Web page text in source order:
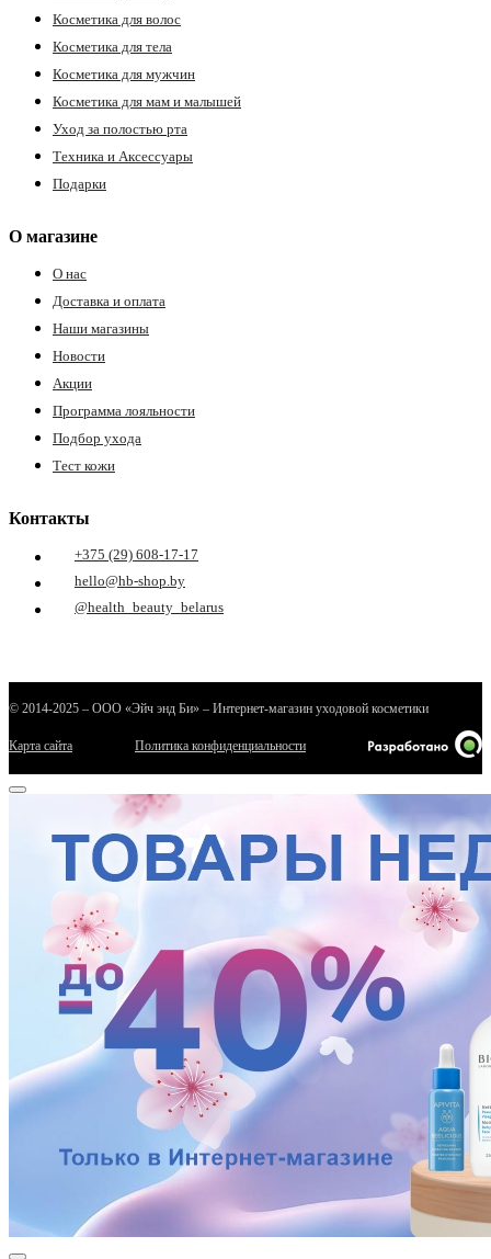
Косметика для волос
Косметика для тела
Косметика для мужчин
Косметика для мам и малышей
Уход за полостью рта
Техника и Аксессуары
Подарки
О магазине
О нас
Доставка и оплата
Наши магазины
Новости
Акции
Программа лояльности
Подбор ухода
Тест кожи
Контакты
+375 (29) 608-17-17
hello@hb-shop.by
@health_beauty_belarus
© 2014-2025 – ООО «Эйч энд Би» – Интернет-магазин уходовой косметики
Карта сайта Политика конфиденциальности